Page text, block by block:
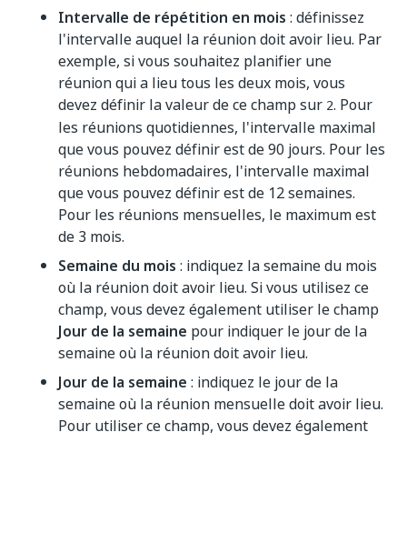
Intervalle de répétition en mois : définissez
l'intervalle auquel la réunion doit avoir lieu. Par
exemple, si vous souhaitez planifier une
réunion qui a lieu tous les deux mois, vous
devez définir la valeur de ce champ sur 2. Pour
les réunions quotidiennes, l'intervalle maximal
que vous pouvez définir est de 90 jours. Pour les
réunions hebdomadaires, l'intervalle maximal
que vous pouvez définir est de 12 semaines.
Pour les réunions mensuelles, le maximum est
de 3 mois.
Semaine du mois : indiquez la semaine du mois
où la réunion doit avoir lieu. Si vous utilisez ce
champ, vous devez également utiliser le champ
Jour de la semaine pour indiquer le jour de la
semaine où la réunion doit avoir lieu.
Jour de la semaine : indiquez le jour de la
semaine où la réunion mensuelle doit avoir lieu.
Pour utiliser ce champ, vous devez également